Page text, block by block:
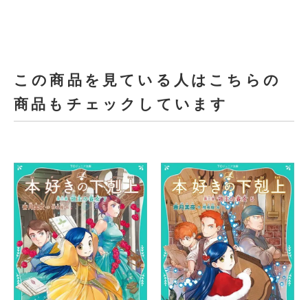
この商品を見ている人はこちらの
商品もチェックしています